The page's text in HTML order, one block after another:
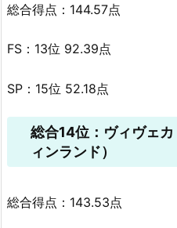
総合得点：144.57点
FS：13位 92.39点
SP：15位 52.18点
総合14位：ヴィヴェ
ィンランド）
総合得点：143.53点